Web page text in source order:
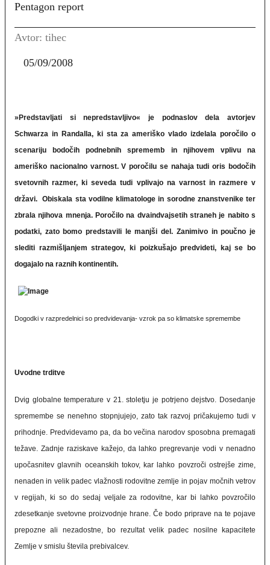
Pentagon report
Avtor: tihec
05/09/2008
»Predstavljati si nepredstavljivo« je podnaslov dela avtorjev
Schwarza in Randalla, ki sta za ameriško vlado izdelala poročilo o
scenariju bodočih podnebnih sprememb in njihovem vplivu na
ameriško nacionalno varnost. V poročilu se nahaja tudi oris bodočih
svetovnih razmer, ki seveda tudi vplivajo na varnost in razmere v
državi. Obiskala sta vodilne klimatologe in sorodne znanstvenike ter
zbrala njihova mnenja. Poročilo na dvaindvajsetih straneh je nabito s
podatki, zato bomo predstavili le manjši del. Zanimivo in poučno je
slediti razmišljanjem strategov, ki poizkušajo predvideti, kaj se bo
dogajalo na raznih kontinentih.
Dogodki v razpredelnici so predvidevanja- vzrok pa so klimatske spremembe
Uvodne trditve
Dvig globalne temperature v 21. stoletju je potrjeno dejstvo. Dosedanje
spremembe se nenehno stopnjujejo, zato tak razvoj pričakujemo tudi v
prihodnje. Predvidevamo pa, da bo večina narodov sposobna premagati
težave. Zadnje raziskave kažejo, da lahko pregrevanje vodi v nenadno
upočasnitev glavnih oceanskih tokov, kar lahko povzroči ostrejše zime,
nenaden in velik padec vlažnosti rodovitne zemlje in pojav močnih vetrov
v regijah, ki so do sedaj veljale za rodovitne, kar bi lahko povzročilo
zdesetkanje svetovne proizvodnje hrane. Če bodo priprave na te pojave
prepozne ali nezadostne, bo rezultat velik padec nosilne kapacitete
Zemlje v smislu števila prebivalcev.